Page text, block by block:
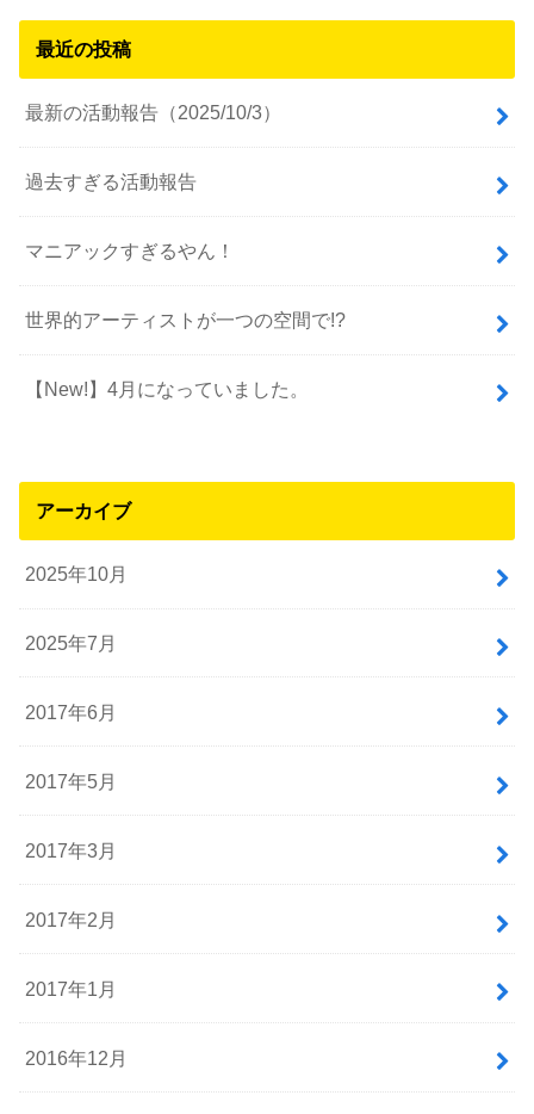
最近の投稿
最新の活動報告（2025/10/3）
過去すぎる活動報告
マニアックすぎるやん！
世界的アーティストが一つの空間で!?
【New!】4月になっていました。
アーカイブ
2025年10月
2025年7月
2017年6月
2017年5月
2017年3月
2017年2月
2017年1月
2016年12月